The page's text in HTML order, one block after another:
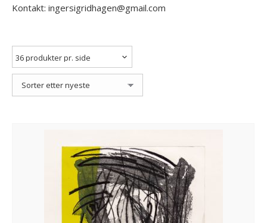
Kontakt: ingersigridhagen@gmail.com